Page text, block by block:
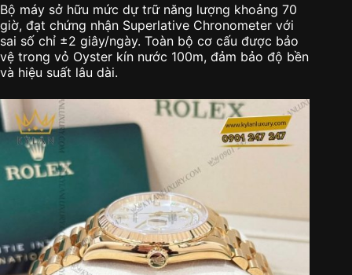
Bộ máy sở hữu mức dự trữ năng lượng khoảng 70
giờ, đạt chứng nhận Superlative Chronometer với
sai số chỉ ±2 giây/ngày. Toàn bộ cơ cấu được bảo
vệ trong vỏ Oyster kín nước 100m, đảm bảo độ bền
và hiệu suất lâu dài.